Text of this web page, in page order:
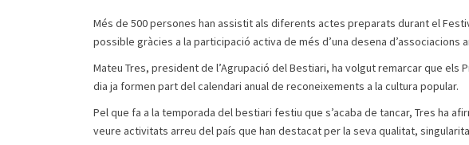
Més de 500 persones han assistit als diferents actes preparats durant el
possible gràcies a la participació activa de més d’una desena d’associacions
Mateu Tres, president de l’Agrupació del Bestiari, ha volgut remarcar que els
dia ja formen part del calendari anual de reconeixements a la cultura popular.
Pel que fa a la temporada del bestiari festiu que s’acaba de tancar, Tres ha
veure activitats arreu del país que han destacat per la seva qualitat,